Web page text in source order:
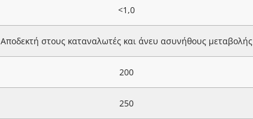
<1,0
Αποδεκτή στους καταναλωτές και άνευ ασυνήθους μεταβολής
200
250